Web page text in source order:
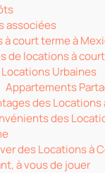
associées
à court terme à
de locations à
Locations Urbaines
Appartements
des Locations
des
des Locations à
à vous de jouer